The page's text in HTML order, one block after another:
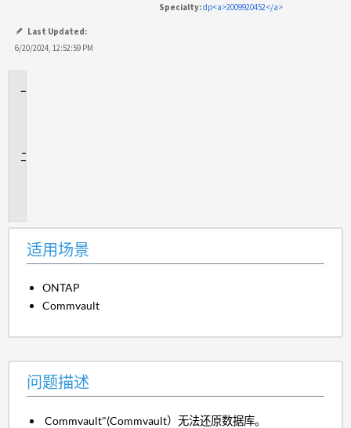
Specialty:dp<a>2009920452</a>
Last Updated:
6/20/2024, 12:52:59 PM
适用场景
ONTAP
Commvault
问题描述
Commvault"(Commvault）无法还原数据库。